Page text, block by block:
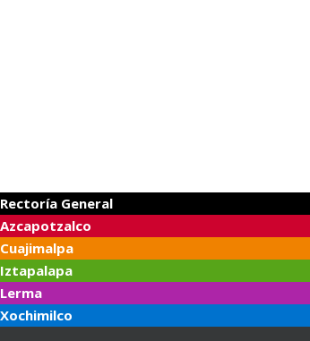
Rectoría General
Azcapotzalco
Cuajimalpa
Iztapalapa
Lerma
Xochimilco